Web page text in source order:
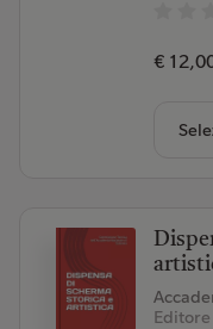
€
Editore